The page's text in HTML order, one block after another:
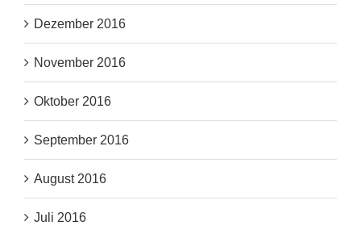
Dezember 2016
November 2016
Oktober 2016
September 2016
August 2016
Juli 2016